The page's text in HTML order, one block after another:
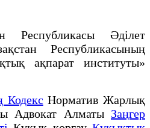
Республикасы Әділет
Республикасының
ақпарат институты»
Кодекс Норматив Жарлық
Адвокат Алматы Заңгер